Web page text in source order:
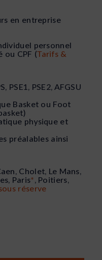
en entreprise
personnel
ou CPF (Tarifs &
PSE1, PSE2, AFGSU
Basket ou Foot
physique et
préalables ainsi
Cholet, Le Mans,
Paris*, Poitiers,
réserve